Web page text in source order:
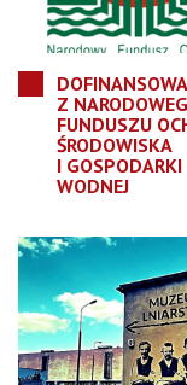
Z
FUNDUSZU
ŚRODOWISKA
I GOSPODARKI
WODNEJ